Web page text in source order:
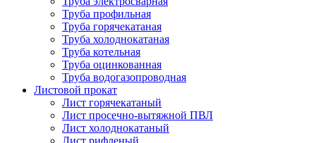
Труба профильная
Труба горячекатаная
Труба холоднокатаная
Труба котельная
Труба оцинкованная
Труба водогазопроводная
Листовой прокат
Лист горячекатаный
Лист просечно-вытяжной ПВЛ
Лист холоднокатаный
Лист рифленый